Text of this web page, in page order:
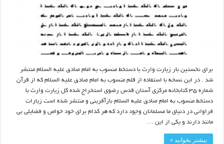
برای نخستین بار زیارت وارث با دستخط منسوب به امام صادق علیه السلام منتشر
شد . در این نسخه با استفاده از قلم منسوب به امام صادق علیه السلام که از قرآن
شماره ۳۵ کتابخانه مرکزی آستان قدس رضوی استخراج شده کل زیارت وارث با
دستخط منسوب به امام صادق علیه السلام بازآفرینی و منتشر شده است زیارات
فراوانی در دنیای ما مسلمانان وجود دارد که هر کدام برای خود خواص و فضایلی بی
مانند دارند و یکی از این …
بیشتر بخوانید »